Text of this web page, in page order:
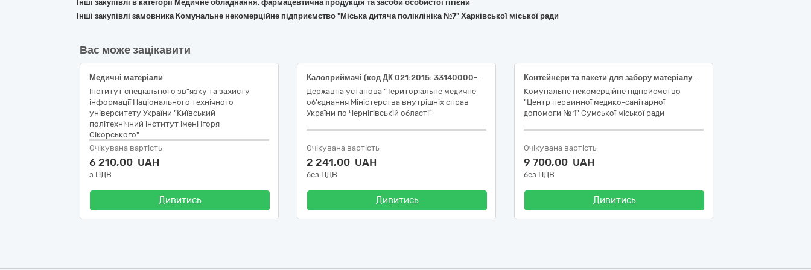
Інші закупівлі в категорії Медичне обладнання, фармацевтична продукція та засоби особистої гігієни
Інші закупівлі замовника Комунальне некомерційне підприємство "Міська дитяча поліклініка №7" Харківської міської ради
Вас може зацікавити
Медичні матеріали
Інститут спеціального зв"язку та захисту
інформації Національного технічного
університету України "Київський
політехнічний інститут імені Ігоря
Сікорського"
Очікувана вартість
6 210,00 UAH
з ПДВ
Дивитись
Калоприймачі (код ДК 021:2015: 33140000-3 Медичні матеріали, НК 024:2023: 31075 Калоприймач для кишкової стоми відкритого типу однокомпонентний, НК 031:2024: A1001010101 Однокомпонентні калоприймачі після колостомії для невтягнутої стоми, пласкі, без тканинного покриття)
Державна установа "Територіальне медичне
об'єднання Міністерства внутрішніх справ
України по Чернігівській області"
Очікувана вартість
2 241,00 UAH
без ПДВ
Дивитись
Контейнери та пакети для забору матеріалу для аналізів, дренажі та комплекти
Комунальне некомерційне підприємство
"Центр первинної медико-санітарної
допомоги № 1" Сумської міської ради
Очікувана вартість
9 700,00 UAH
без ПДВ
Дивитись